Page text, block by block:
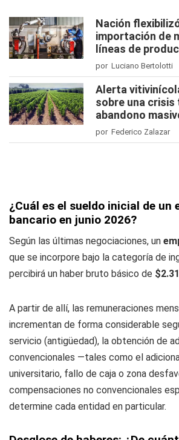
Nación
importación de
líneas de
por Luciano Bertolotti
Alerta
sobre una crisis
abandono
por Federico Zalazar
¿Cuál es el sueldo inicial de un
bancario en junio 2026?
Según las últimas negociaciones, un
que se incorpore bajo la categoría de
percibirá un haber bruto básico de
A partir de allí, las remuneraciones
incrementan de forma considerable
servicio (antigüedad), la obtención de
convencionales —tales como el
universitario, fallo de caja o zona
compensaciones no convencionales
determine cada entidad en particular.